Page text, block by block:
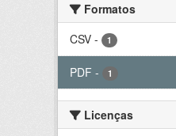
Formatos
CSV - 1
PDF - 1
Licenças